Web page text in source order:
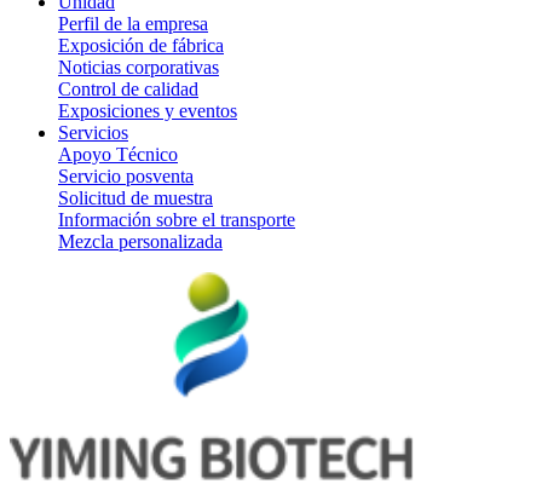
Perfil de la empresa
Exposición de fábrica
Noticias corporativas
Control de calidad
Exposiciones y eventos
Servicios
Apoyo Técnico
Servicio posventa
Solicitud de muestra
Información sobre el transporte
Mezcla personalizada